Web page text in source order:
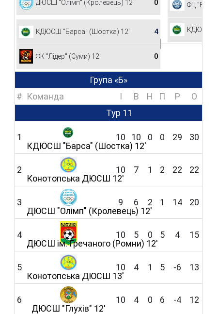
ДЮСШ "Олімп" (Кролевець) 12' 0
КДЮСШ "Барса" (Шостка) 12' 4
ФК "Лідер" (Суми) 12' 0
ФЦ
КДЮСШ
Група «Б»
# Команда I В Н П Р
O
Тур 11
1
КДЮСШ "Барса" (Шостка) 12'
10 10 0 0 29 30
2
Конотопська ДЮСШ 12'
10 7 1 2 22 22
3
ДЮСШ "Олімп" (Кролевець) 12'
9 6 2 1 14 20
4
ДЮСШ ім. Гречаного (Ромни) 12'
10 5 0 5 4 15
5
Конотопська ДЮСШ 13'
10 4 1 5 -6 13
6
ДЮСШ "Глухів" 12'
10 4 0 6 -4 12